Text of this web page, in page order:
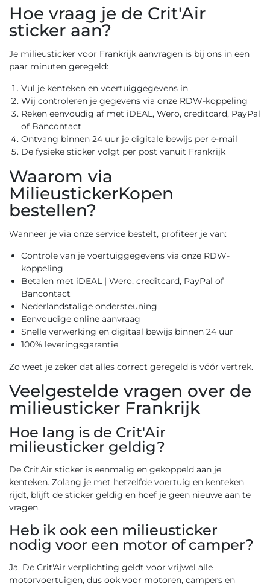
Hoe vraag je de Crit'Air
sticker aan?
Je milieusticker voor Frankrijk aanvragen is bij ons in een
paar minuten geregeld:
Vul je kenteken en voertuiggegevens in
Wij controleren je gegevens via onze RDW-koppeling
Reken eenvoudig af met iDEAL, Wero, creditcard, PayPal
of Bancontact
Ontvang binnen 24 uur je digitale bewijs per e-mail
De fysieke sticker volgt per post vanuit Frankrijk
Waarom via
MilieustickerKopen
bestellen?
Wanneer je via onze service bestelt, profiteer je van:
Controle van je voertuiggegevens via onze RDW-
koppeling
Betalen met iDEAL | Wero, creditcard, PayPal of
Bancontact
Nederlandstalige ondersteuning
Eenvoudige online aanvraag
Snelle verwerking en digitaal bewijs binnen 24 uur
100% leveringsgarantie
Zo weet je zeker dat alles correct geregeld is vóór vertrek.
Veelgestelde vragen over de
milieusticker Frankrijk
Hoe lang is de Crit'Air
milieusticker geldig?
De Crit'Air sticker is eenmalig en gekoppeld aan je
kenteken. Zolang je met hetzelfde voertuig en kenteken
rijdt, blijft de sticker geldig en hoef je geen nieuwe aan te
vragen.
Heb ik ook een milieusticker
nodig voor een motor of camper?
Ja. De Crit'Air verplichting geldt voor vrijwel alle
motorvoertuigen, dus ook voor motoren, campers en